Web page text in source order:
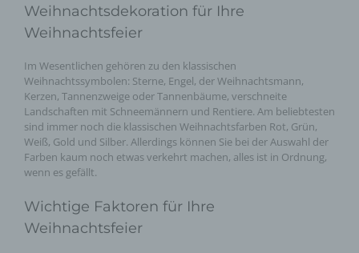
Weihnachtsdekoration für Ihre
Weihnachtsfeier
Im Wesentlichen gehören zu den klassischen
Weihnachtssymbolen: Sterne, Engel, der Weihnachtsmann,
Kerzen, Tannenzweige oder Tannenbäume, verschneite
Landschaften mit Schneemännern und Rentiere. Am beliebtesten
sind immer noch die klassischen Weihnachtsfarben Rot, Grün,
Weiß, Gold und Silber. Allerdings können Sie bei der Auswahl der
Farben kaum noch etwas verkehrt machen, alles ist in Ordnung,
wenn es gefällt.
Wichtige Faktoren für Ihre
Weihnachtsfeier